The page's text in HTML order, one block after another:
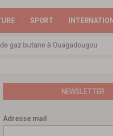
SPORT
gaz butane à Ouagadougou
révolutionnaires
NEWSLETTER
Adresse mail